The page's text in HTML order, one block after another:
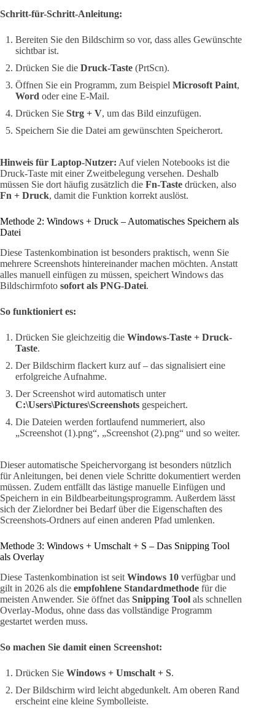
Schritt-für-Schritt-Anleitung:
Bereiten Sie den Bildschirm so vor, dass alles Gewünschte
sichtbar ist.
Drücken Sie die Druck-Taste (PrtScn).
Öffnen Sie ein Programm, zum Beispiel Microsoft Paint,
Word oder eine E-Mail.
Drücken Sie Strg + V, um das Bild einzufügen.
Speichern Sie die Datei am gewünschten Speicherort.
Hinweis für Laptop-Nutzer: Auf vielen Notebooks ist die
Druck-Taste mit einer Zweitbelegung versehen. Deshalb
müssen Sie dort häufig zusätzlich die Fn-Taste drücken, also
Fn + Druck, damit die Funktion korrekt auslöst.
Methode 2: Windows + Druck – Automatisches Speichern als
Datei
Diese Tastenkombination ist besonders praktisch, wenn Sie
mehrere Screenshots hintereinander machen möchten. Anstatt
alles manuell einfügen zu müssen, speichert Windows das
Bildschirmfoto sofort als PNG-Datei.
So funktioniert es:
Drücken Sie gleichzeitig die Windows-Taste + Druck-
Taste.
Der Bildschirm flackert kurz auf – das signalisiert eine
erfolgreiche Aufnahme.
Der Screenshot wird automatisch unter
C:\Users\Pictures\Screenshots gespeichert.
Die Dateien werden fortlaufend nummeriert, also
„Screenshot (1).png“, „Screenshot (2).png“ und so weiter.
Dieser automatische Speichervorgang ist besonders nützlich
für Anleitungen, bei denen viele Schritte dokumentiert werden
müssen. Zudem entfällt das lästige manuelle Einfügen und
Speichern in ein Bildbearbeitungsprogramm. Außerdem lässt
sich der Zielordner bei Bedarf über die Eigenschaften des
Screenshots-Ordners auf einen anderen Pfad umlenken.
Methode 3: Windows + Umschalt + S – Das Snipping Tool
als Overlay
Diese Tastenkombination ist seit Windows 10 verfügbar und
gilt in 2026 als die empfohlene Standardmethode für die
meisten Anwender. Sie öffnet das Snipping Tool als schnellen
Overlay-Modus, ohne dass das vollständige Programm
gestartet werden muss.
So machen Sie damit einen Screenshot:
Drücken Sie Windows + Umschalt + S.
Der Bildschirm wird leicht abgedunkelt. Am oberen Rand
erscheint eine kleine Symbolleiste.